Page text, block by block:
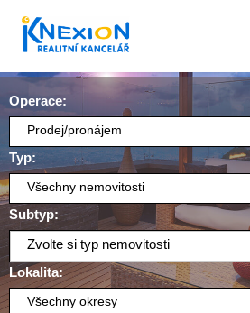
Operace:
Prodej/pronájem
Typ:
Všechny nemovitosti
Subtyp:
Zvolte si typ nemovitosti
Lokalita:
Všechny okresy